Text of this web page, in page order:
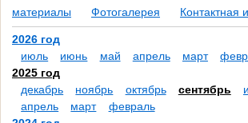
материалы
Фотогалерея Контактная
2026 год
июль
июнь май апрель март
2025 год
декабрь
ноябрь октябрь сентябрь
апрель
март
февраль